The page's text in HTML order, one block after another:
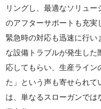
リングし、最適なソリュ
のアフターサポートも充
緊急時の対応も迅速に行い
な設備トラブルが発生し
応してもらい、生産ライン
た」という声も寄せられ
は、単なるスローガンで